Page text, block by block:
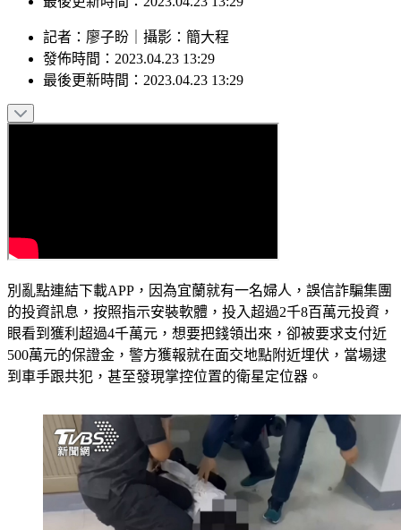
記者 ： 廖子盼 攝影 ： 簡大程
發佈時間： 2023.04.23 13:29
最後更新時間： 2023.04.23 13:29
別亂點連結下載APP，因為宜蘭就有一名婦人，誤信詐騙集團
的投資訊息，按照指示安裝軟體，投入超過2千8百萬元投資，
眼看到獲利超過4千萬元，想要把錢領出來，卻被要求支付近
500萬元的保證金，警方獲報就在面交地點附近埋伏，當場逮
到車手跟共犯，甚至發現掌控位置的衛星定位器。